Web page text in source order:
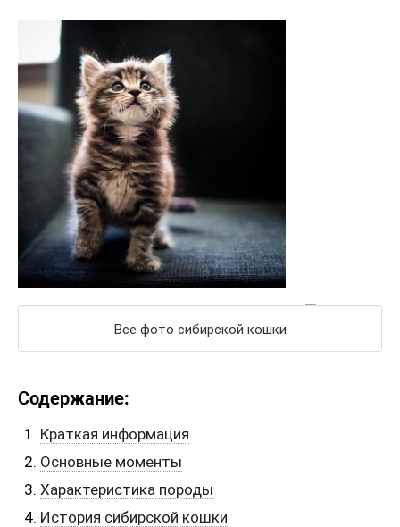
Все фото сибирской кошки
Содержание:
Краткая информация
Основные моменты
Характеристика породы
История сибирской кошки